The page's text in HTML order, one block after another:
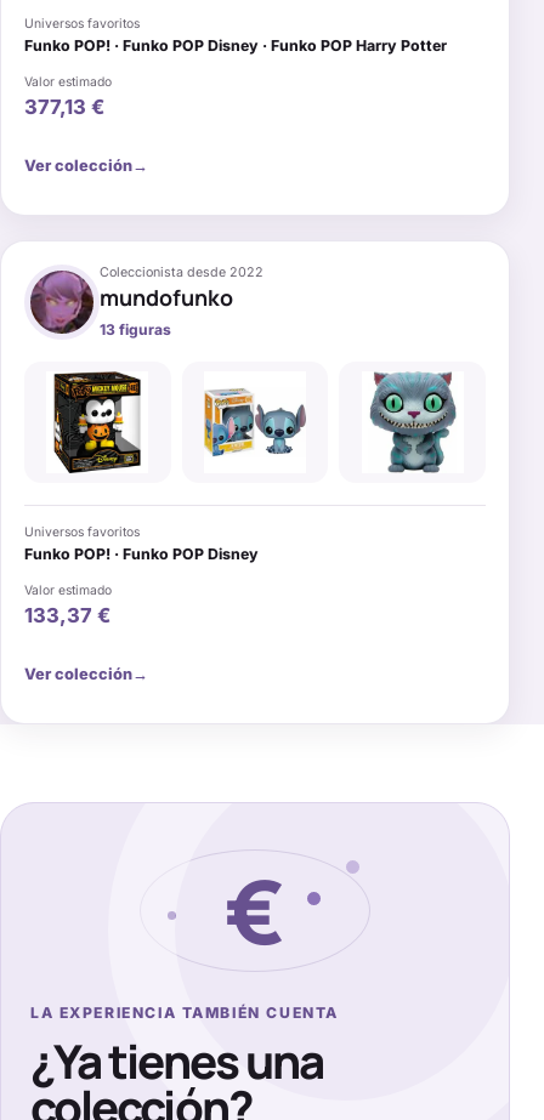
Universos favoritos
Funko POP! · Funko POP Disney · Funko POP Harry Potter
Valor estimado
377,13 €
Ver colección→
Coleccionista desde 2022
mundofunko
13 figuras
Universos favoritos
Funko POP! · Funko POP Disney
Valor estimado
133,37 €
Ver colección→
€
LA EXPERIENCIA TAMBIÉN CUENTA
¿Ya tienes una
colección?